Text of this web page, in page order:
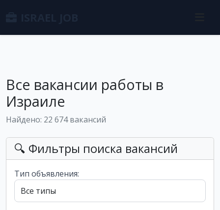
Все вакансии работы в
Израиле
Найдено: 22 674 вакансий
🔍 Фильтры поиска вакансий
Тип объявления: